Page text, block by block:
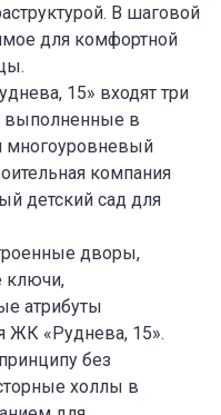
В шаговой
для комфортной
15» входят три
выполненные в
многоуровневый
компания
детский сад для
дворы,
ключи,
атрибуты
ЖК «Руднева, 15».
без
холлы в